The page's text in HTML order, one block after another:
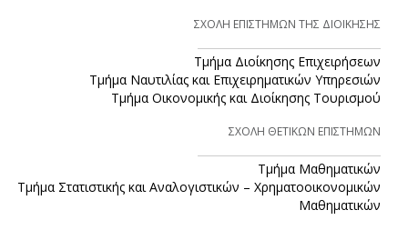
ΣΧΟΛΗ ΕΠΙΣΤΗΜΩΝ ΤΗΣ ΔΙΟΙΚΗΣΗΣ
Τμήμα Διοίκησης Επιχειρήσεων
Τμήμα Ναυτιλίας και Επιχειρηματικών Υπηρεσιών
Τμήμα Οικονομικής και Διοίκησης Τουρισμού
ΣΧΟΛΗ ΘΕΤΙΚΩΝ ΕΠΙΣΤΗΜΩΝ
Τμήμα Μαθηματικών
Τμήμα Στατιστικής και Αναλογιστικών – Χρηματοοικονομικών
Μαθηματικών